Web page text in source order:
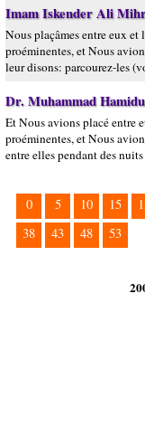
Imam Iskender Ali
Nous plaçâmes entre eux et
proéminentes, et Nous
leur disons: parcourez-les
Dr. Muhammad
Et Nous avions placé entre
proéminentes, et Nous
entre elles pendant des
0 5 10 15
38
43 48 53